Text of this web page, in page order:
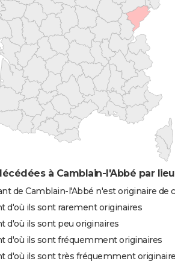
à Camblain-l'Abbé par lieu
de Camblain-l'Abbé n'est originaire de
d'où ils sont rarement originaires
d'où ils sont peu originaires
d'où ils sont fréquemment originaires
d'où ils sont très fréquemment originaires